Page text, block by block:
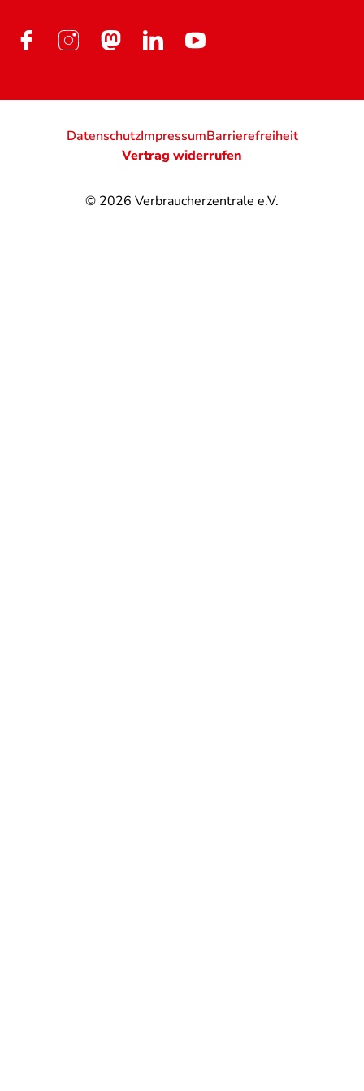
© 2026 Verbraucherzentrale e.V.
DatenschutzImpressumBarrierefreiheit
Vertrag widerrufen